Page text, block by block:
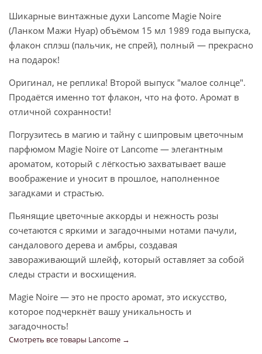
Шикарные винтажные духи Lancome Magie Noire
(Ланком Мажи Нуар) объёмом 15 мл 1989 года выпуска,
флакон сплэш (пальчик, не спрей), полный — прекрасно
на подарок!
Оригинал, не реплика! Второй выпуск "малое солнце".
Продаётся именно тот флакон, что на фото. Аромат в
отличной сохранности!
Погрузитесь в магию и тайну с шипровым цветочным
парфюмом Magie Noire от Lancome — элегантным
ароматом, который с лёгкостью захватывает ваше
воображение и уносит в прошлое, наполненное
загадками и страстью.
Пьянящие цветочные аккорды и нежность розы
сочетаются с яркими и загадочными нотами пачули,
сандалового дерева и амбры, создавая
завораживающий шлейф, который оставляет за собой
следы страсти и восхищения.
Magie Noire — это не просто аромат, это искусство,
которое подчеркнёт вашу уникальность и
загадочность!
Смотреть все товары Lancome →